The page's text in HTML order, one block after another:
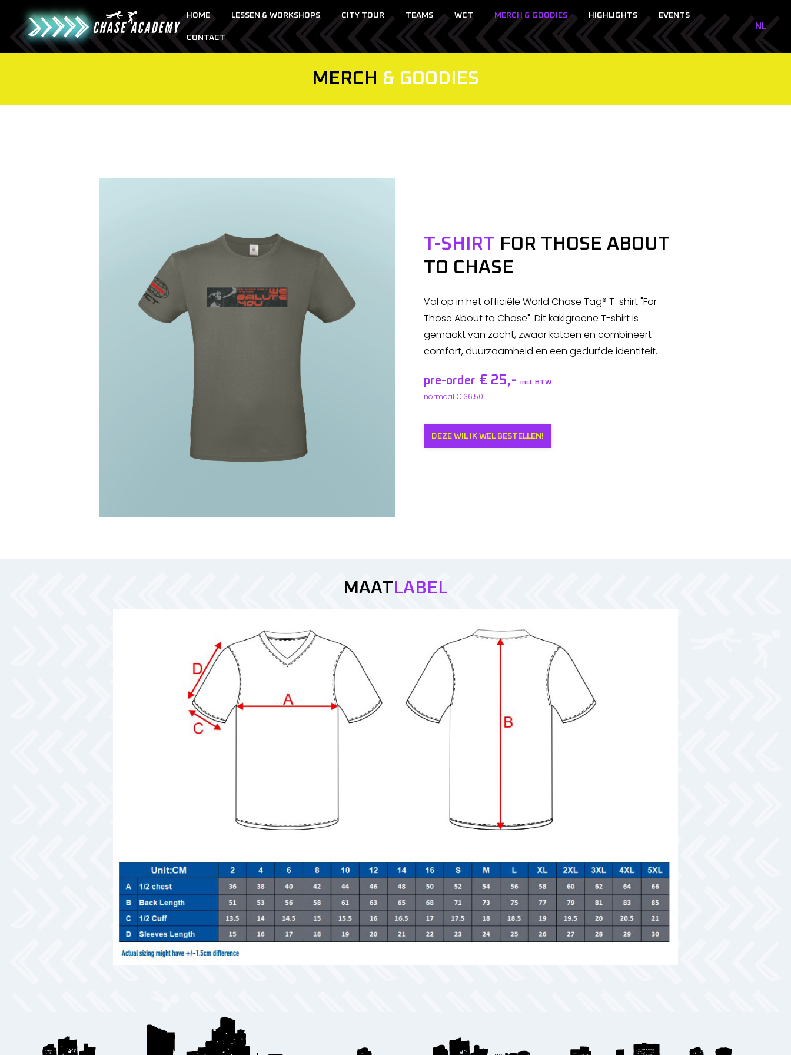
HOME LESSEN & WORKSHOPS CITY TOUR TEAMS WCT MERCH & GOODIES HIGHLIGHTS EVENTS
CONTACT
NL
NL
MERCH & GOODIES
T-SHIRT FOR THOSE ABOUT
TO CHASE
Val op in het officiële World Chase Tag® T-shirt "For
Those About to Chase". Dit kakigroene T-shirt is
gemaakt van zacht, zwaar katoen en combineert
comfort, duurzaamheid en een gedurfde identiteit.
pre-order € 25,- incl. BTW
normaal € 36,50
DEZE WIL IK WEL BESTELLEN!
MAAT LABEL